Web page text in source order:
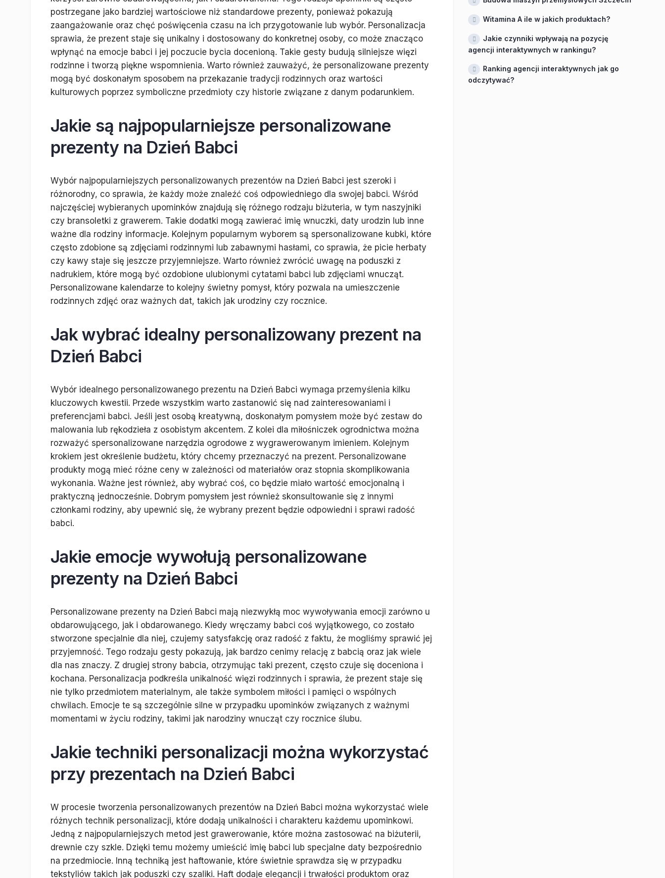
postrzegane jako bardziej wartościowe niż standardowe prezenty, ponieważ pokazują
zaangażowanie oraz chęć poświęcenia czasu na ich przygotowanie lub wybór. Personalizacja
sprawia, że prezent staje się unikalny i dostosowany do konkretnej osoby, co może znacząco
wpłynąć na emocje babci i jej poczucie bycia docenioną. Takie gesty budują silniejsze więzi
rodzinne i tworzą piękne wspomnienia. Warto również zauważyć, że personalizowane prezenty
mogą być doskonałym sposobem na przekazanie tradycji rodzinnych oraz wartości
kulturowych poprzez symboliczne przedmioty czy historie związane z danym podarunkiem.
Jakie są najpopularniejsze personalizowane
prezenty na Dzień Babci
Wybór najpopularniejszych personalizowanych prezentów na Dzień Babci jest szeroki i
różnorodny, co sprawia, że każdy może znaleźć coś odpowiedniego dla swojej babci. Wśród
najczęściej wybieranych upominków znajdują się różnego rodzaju biżuteria, w tym naszyjniki
czy bransoletki z grawerem. Takie dodatki mogą zawierać imię wnuczki, daty urodzin lub inne
ważne dla rodziny informacje. Kolejnym popularnym wyborem są spersonalizowane kubki, które
często zdobione są zdjęciami rodzinnymi lub zabawnymi hasłami, co sprawia, że picie herbaty
czy kawy staje się jeszcze przyjemniejsze. Warto również zwrócić uwagę na poduszki z
nadrukiem, które mogą być ozdobione ulubionymi cytatami babci lub zdjęciami wnucząt.
Personalizowane kalendarze to kolejny świetny pomysł, który pozwala na umieszczenie
rodzinnych zdjęć oraz ważnych dat, takich jak urodziny czy rocznice.
Jak wybrać idealny personalizowany prezent na
Dzień Babci
Wybór idealnego personalizowanego prezentu na Dzień Babci wymaga przemyślenia kilku
kluczowych kwestii. Przede wszystkim warto zastanowić się nad zainteresowaniami i
preferencjami babci. Jeśli jest osobą kreatywną, doskonałym pomysłem może być zestaw do
malowania lub rękodzieła z osobistym akcentem. Z kolei dla miłośniczek ogrodnictwa można
rozważyć spersonalizowane narzędzia ogrodowe z wygrawerowanym imieniem. Kolejnym
krokiem jest określenie budżetu, który chcemy przeznaczyć na prezent. Personalizowane
produkty mogą mieć różne ceny w zależności od materiałów oraz stopnia skomplikowania
wykonania. Ważne jest również, aby wybrać coś, co będzie miało wartość emocjonalną i
praktyczną jednocześnie. Dobrym pomysłem jest również skonsultowanie się z innymi
członkami rodziny, aby upewnić się, że wybrany prezent będzie odpowiedni i sprawi radość
babci.
Jakie emocje wywołują personalizowane
prezenty na Dzień Babci
Personalizowane prezenty na Dzień Babci mają niezwykłą moc wywoływania emocji zarówno u
obdarowującego, jak i obdarowanego. Kiedy wręczamy babci coś wyjątkowego, co zostało
stworzone specjalnie dla niej, czujemy satysfakcję oraz radość z faktu, że mogliśmy sprawić jej
przyjemność. Tego rodzaju gesty pokazują, jak bardzo cenimy relację z babcią oraz jak wiele
dla nas znaczy. Z drugiej strony babcia, otrzymując taki prezent, często czuje się doceniona i
kochana. Personalizacja podkreśla unikalność więzi rodzinnych i sprawia, że prezent staje się
nie tylko przedmiotem materialnym, ale także symbolem miłości i pamięci o wspólnych
chwilach. Emocje te są szczególnie silne w przypadku upominków związanych z ważnymi
momentami w życiu rodziny, takimi jak narodziny wnucząt czy rocznice ślubu.
Jakie techniki personalizacji można wykorzystać
przy prezentach na Dzień Babci
W procesie tworzenia personalizowanych prezentów na Dzień Babci można wykorzystać wiele
różnych technik personalizacji, które dodają unikalności i charakteru każdemu upominkowi.
Jedną z najpopularniejszych metod jest grawerowanie, które można zastosować na biżuterii,
drewnie czy szkle. Dzięki temu możemy umieścić imię babci lub specjalne daty bezpośrednio
na przedmiocie. Inną techniką jest haftowanie, które świetnie sprawdza się w przypadku
tekstyliów takich jak poduszki czy szaliki. Haft dodaje elegancji i trwałości produktom oraz
Witamina A ile w jakich produktach?
Jakie czynniki wpływają na pozycję
agencji interaktywnych w rankingu?
Ranking agencji interaktywnych jak go
odczytywać?